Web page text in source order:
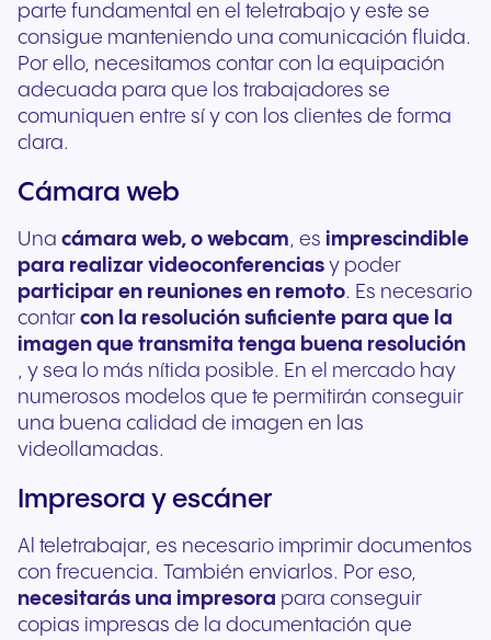
parte fundamental en el teletrabajo y este se
consigue manteniendo una comunicación fluida.
Por ello, necesitamos contar con la equipación
adecuada para que los trabajadores se
comuniquen entre sí y con los clientes de forma
clara.
Cámara web
Una cámara web, o webcam, es imprescindible
para realizar videoconferencias y poder
participar en reuniones en remoto. Es necesario
contar con la resolución suficiente para que la
imagen que transmita tenga buena resolución
, y sea lo más nítida posible. En el mercado hay
numerosos modelos que te permitirán conseguir
una buena calidad de imagen en las
videollamadas.
Impresora y escáner
Al teletrabajar, es necesario imprimir documentos
con frecuencia. También enviarlos. Por eso,
necesitarás una impresora para conseguir
copias impresas de la documentación que